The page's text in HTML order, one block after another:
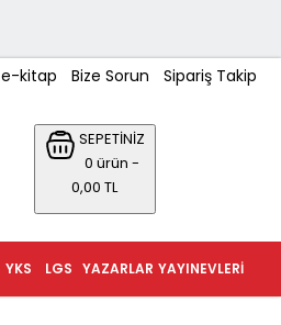
e-kitap Bize Sorun Sipariş Takip
SEPETİNİZ
0 ürün -
0,00 TL
YAYINEVLERI
YAZARLAR
LGS
YKS